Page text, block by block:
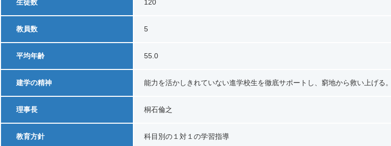
生徒数 120
教員数 5
平均年齢 55.0
建学の精神 能力を活かしきれていない進学校生を徹底サポートし、窮地から救い上げる。
理事長 桐石倫之
教育方針 科目別の１対１の学習指導